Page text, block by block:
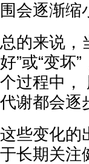
围会逐渐缩
总的来说，
好”或“变坏
个过程中，
代谢都会逐
这些变化的
于长期关注